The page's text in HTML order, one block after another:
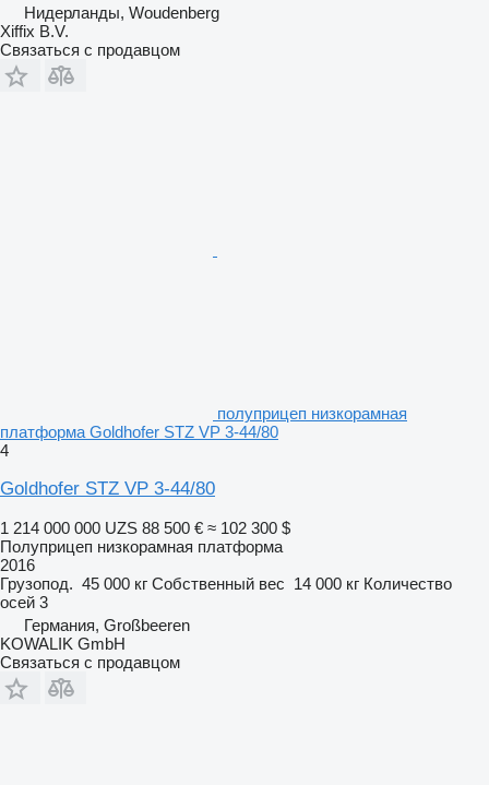
Нидерланды, Woudenberg
Xiffix B.V.
Связаться с продавцом
полуприцеп низкорамная
платформа Goldhofer STZ VP 3-44/80
4
Goldhofer STZ VP 3-44/80
1 214 000 000 UZS 88 500 € ≈ 102 300 $
Полуприцеп низкорамная платформа
2016
Грузопод. 45 000 кг Собственный вес 14 000 кг Количество
осей 3
Германия, Großbeeren
KOWALIK GmbH
Связаться с продавцом